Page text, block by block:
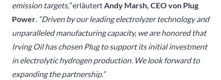
emission targets,”erläutertAndy Marsh, CEO von Plug
Power. “Driven by our leading electrolyzer technology and
unparalleled manufacturing capacity, we are honored that
Irving Oil has chosen Plug to support its initial investment
in electrolytic hydrogen production. We look forward to
expanding the partnership.”